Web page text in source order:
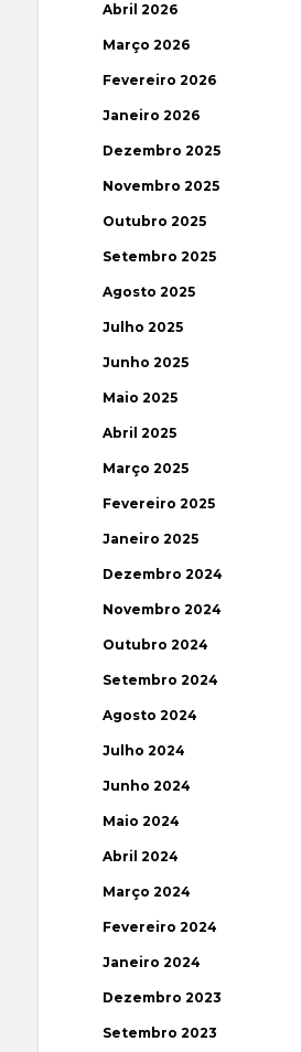
Abril 2026
Março 2026
Fevereiro 2026
Janeiro 2026
Dezembro 2025
Novembro 2025
Outubro 2025
Setembro 2025
Agosto 2025
Julho 2025
Junho 2025
Maio 2025
Abril 2025
Março 2025
Fevereiro 2025
Janeiro 2025
Dezembro 2024
Novembro 2024
Outubro 2024
Setembro 2024
Agosto 2024
Julho 2024
Junho 2024
Maio 2024
Abril 2024
Março 2024
Fevereiro 2024
Janeiro 2024
Dezembro 2023
Setembro 2023